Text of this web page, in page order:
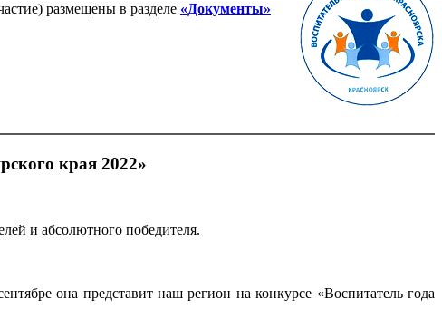
размещены в разделе «Документы»
края 2022»
и абсолютного победителя.
она представит наш регион на конкурсе «Воспитатель года